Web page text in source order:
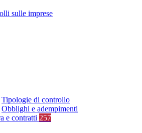
sulle imprese
Tipologie di controllo
Obblighi e adempimenti
e contratti 257